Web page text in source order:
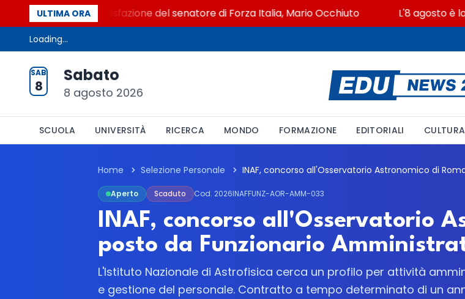
ULTIMA ORA
Senato. La soddisfazione del senatore di Forza Italia, Mario Occhiuto L'8 agosto è la
Loading...
SAB
8
Sabato
8 agosto 2026
SCUOLA UNIVERSITÀ RICERCA MONDO FORMAZIONE EDITORIALI CULTURA
Home Selezione Personale
Aperto Scaduto Cod. 2026INAFFUNZ-AOR-AMM-033
INAF, concorso all'Osservatorio
posto da Funzionario
L'Istituto Nazionale di Astrofisica cerca un profilo per attività
e gestione del personale. Contratto a tempo determinato di un